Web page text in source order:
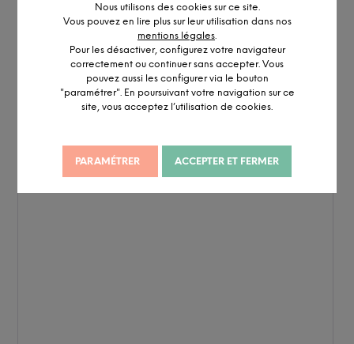
Nous utilisons des cookies sur ce site.
Vous pouvez en lire plus sur leur utilisation dans nos
mentions légales
Pour les désactiver, configurez votre navigateur
correctement ou continuer sans accepter. Vous
pouvez aussi les configurer via le bouton
"paramétrer". En poursuivant votre navigation sur ce
site, vous acceptez l’utilisation de cookies.
PARAMÉTRER ACCEPTER ET FERMER